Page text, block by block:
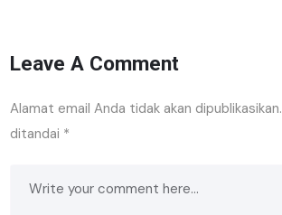
Leave A Comment
Alamat email Anda tidak akan dipublikasikan.
ditandai *